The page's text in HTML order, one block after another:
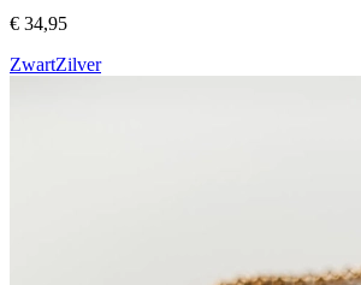
€ 34,95
ZwartZilver